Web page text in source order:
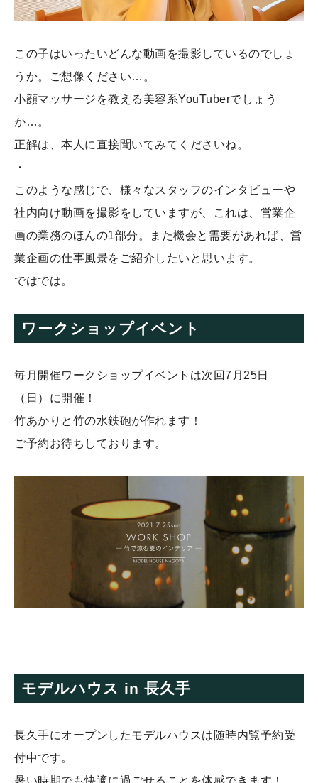
この子はいったいどんな動画を撮影しているのでしょ
うか。ご想像ください…。
小顔マッサージを教える美容系YouTuberでしょう
か…。
正解は、本人に直接聞いてみてくださいね。
・
このような感じで、様々なスタッフのインタビューや
社内向け動画を撮影をしていますが、これは、営業企
画の業務のほんの1部分。また機会と需要があれば、営
業企画の仕事風景をご紹介したいと思います。
ではでは。
ワークショップイベント
毎月開催ワークショップイベントは次回7月25日
（日）に開催！
竹あかりと竹の水鉄砲が作れます！
ご予約お待ちしております。
モデルハウス in 長久手
長久手にオープンしたモデルハウスは随時内覧予約受
付中です。
暑い時期でも快適に過ごせることを体感できます！